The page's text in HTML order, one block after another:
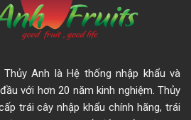
Anh là Hệ thống nhập khẩu và
với hơn 20 năm kinh nghiệm. Thủy
trái cây nhập khẩu chính hãng, trái